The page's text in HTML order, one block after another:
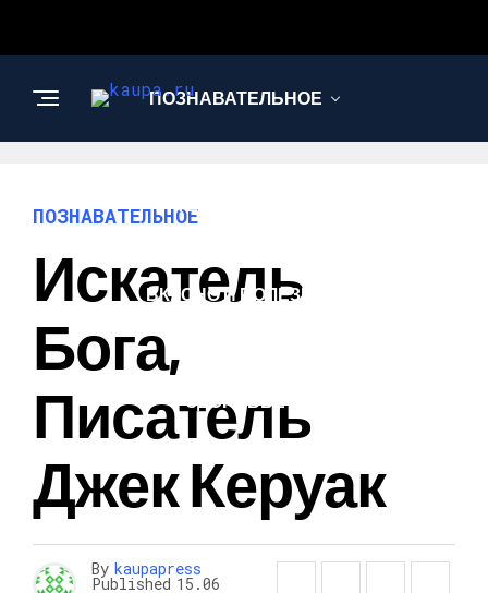
ПОЗНАВАТЕЛЬНОЕ
ТЕХНОЛОГИИ
ВКУСНО И ПОЛЕЗНО
ЗДОРОВЬЕ
ПОЗНАВАТЕЛЬНОЕ
Искатель
Бога,
Писатель
Джек Керуак
By kaupapress
Published 15.06